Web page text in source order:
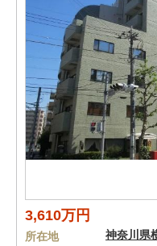
3,610万円
所在地 神奈川県